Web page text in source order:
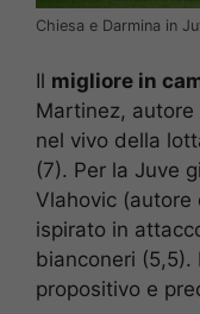
Chiesa e Darmina in
Il migliore in
Martinez,
nel vivo della
(7). Per la Juve
Vlahovic (autore
ispirato in
bianconeri (5,5).
propositivo e